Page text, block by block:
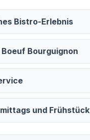
Bistro-Erlebnis
Bourguignon
und Frühstück